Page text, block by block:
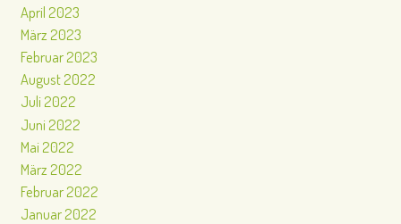
April 2023
März 2023
Februar 2023
August 2022
Juli 2022
Juni 2022
Mai 2022
März 2022
Februar 2022
Januar 2022